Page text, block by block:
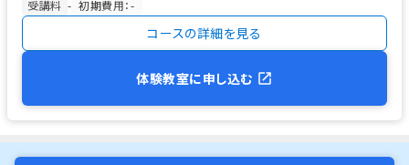
受講料 - 初期費用：-
コースの詳細を見る
体験教室に申し込む